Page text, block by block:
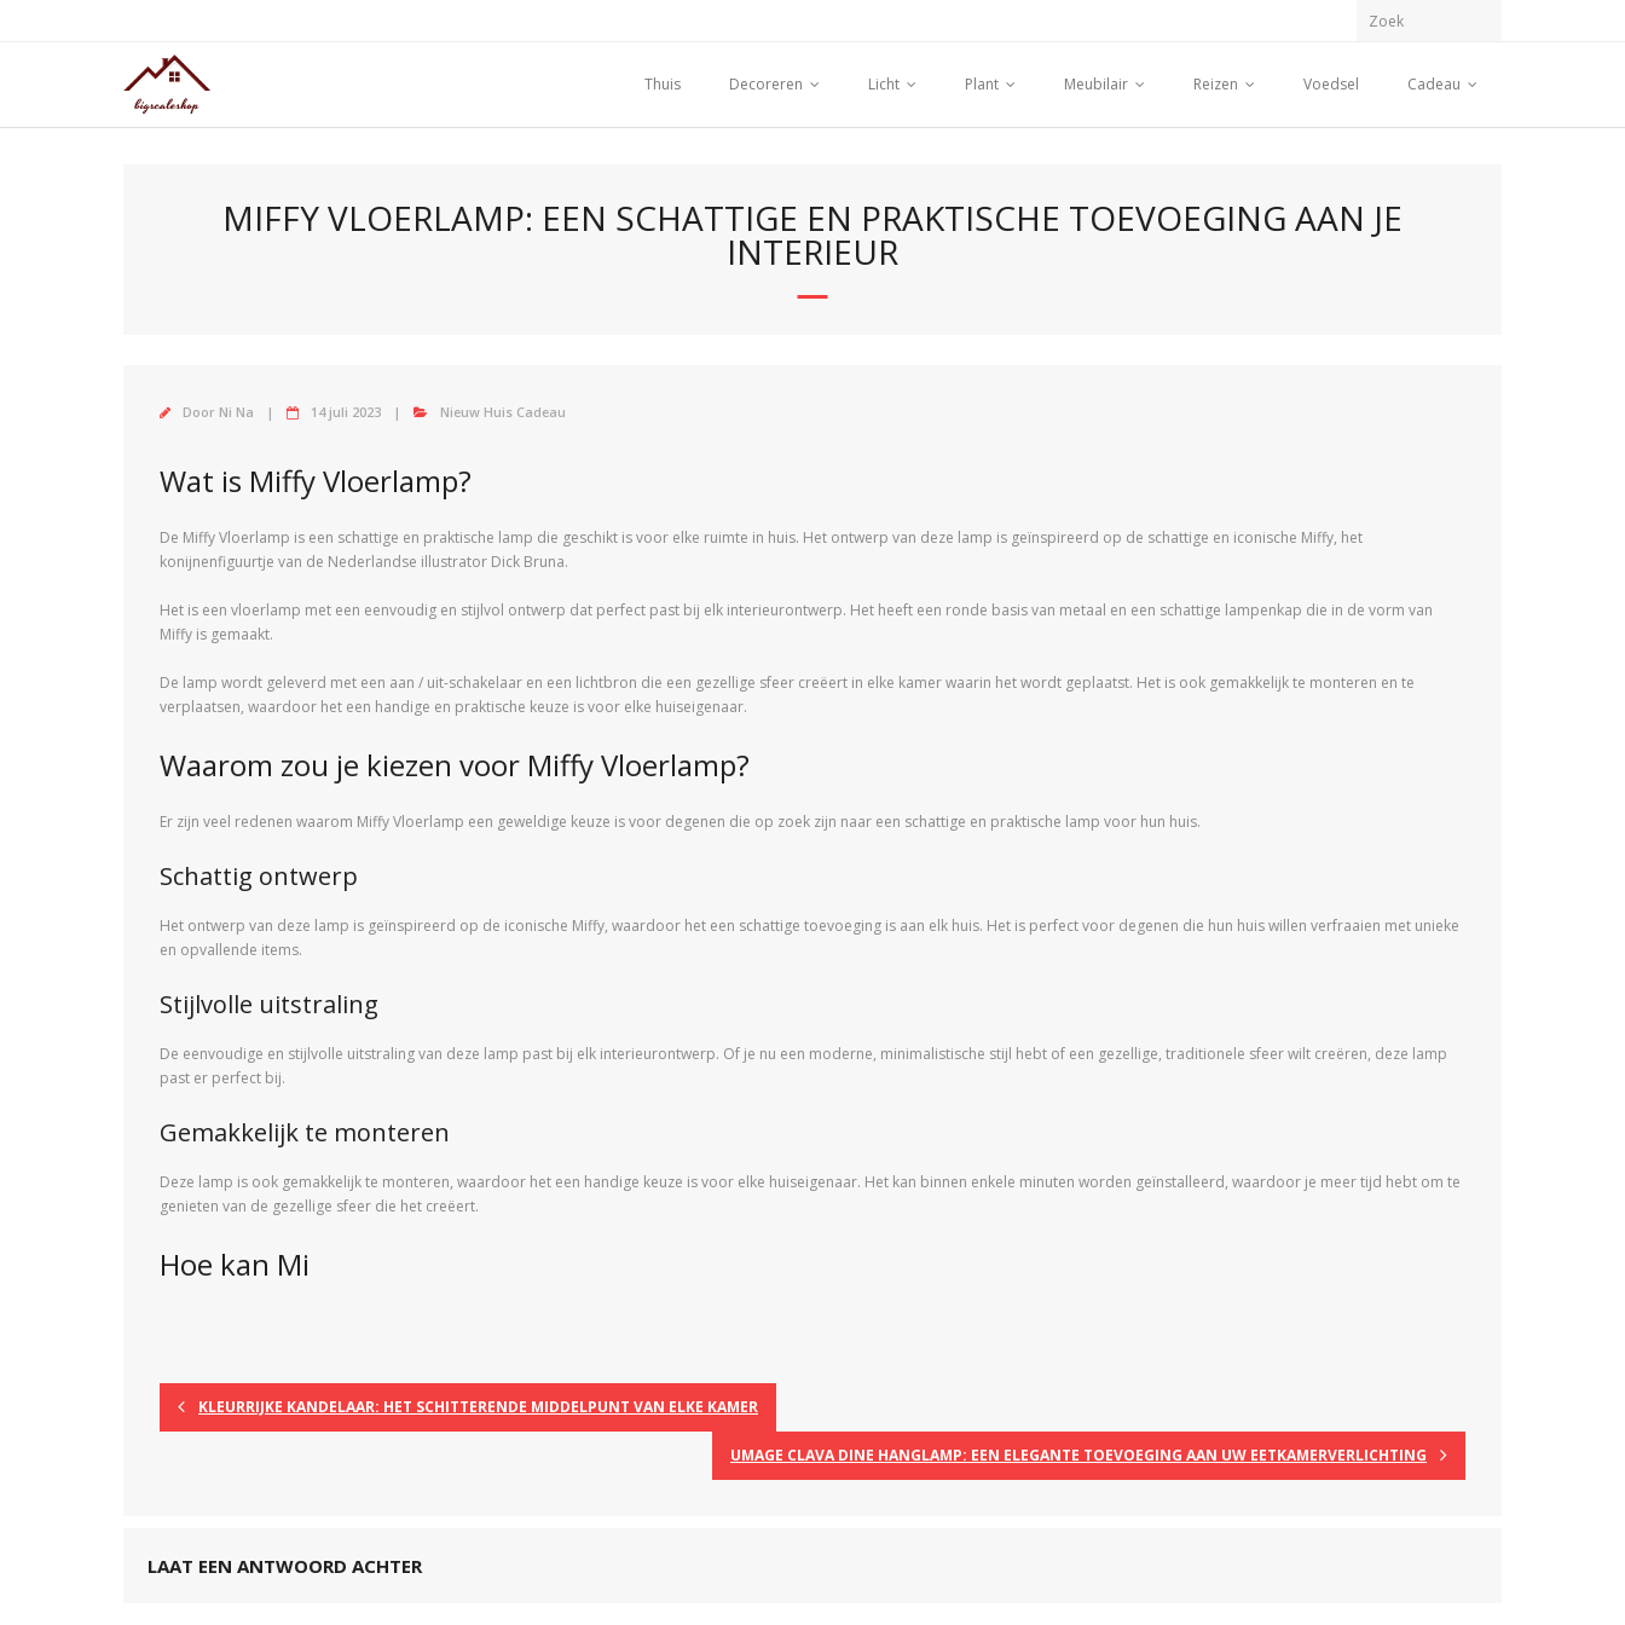
Thuis
Decoreren Licht Plant Meubilair Reizen Voedsel Cadeau
MIFFY VLOERLAMP: EEN SCHATTIGE EN PRAKTISCHE TOEVOEGING AAN JE
INTERIEUR
Door Ni Na 14 juli 2023 Nieuw Huis Cadeau
Wat is Miffy Vloerlamp?
De Miffy Vloerlamp is een schattige en praktische lamp die geschikt is voor elke ruimte in huis. Het ontwerp van deze lamp is geïnspireerd op de schattige en iconische Miffy, het
konijnenfiguurtje van de Nederlandse illustrator Dick Bruna.
Het is een vloerlamp met een eenvoudig en stijlvol ontwerp dat perfect past bij elk interieurontwerp. Het heeft een ronde basis van metaal en een schattige lampenkap die in de vorm van
Miffy is gemaakt.
De lamp wordt geleverd met een aan / uit-schakelaar en een lichtbron die een gezellige sfeer creëert in elke kamer waarin het wordt geplaatst. Het is ook gemakkelijk te monteren en te
verplaatsen, waardoor het een handige en praktische keuze is voor elke huiseigenaar.
Waarom zou je kiezen voor Miffy Vloerlamp?
Er zijn veel redenen waarom Miffy Vloerlamp een geweldige keuze is voor degenen die op zoek zijn naar een schattige en praktische lamp voor hun huis.
Schattig ontwerp
Het ontwerp van deze lamp is geïnspireerd op de iconische Miffy, waardoor het een schattige toevoeging is aan elk huis. Het is perfect voor degenen die hun huis willen verfraaien met unieke
en opvallende items.
Stijlvolle uitstraling
De eenvoudige en stijlvolle uitstraling van deze lamp past bij elk interieurontwerp. Of je nu een moderne, minimalistische stijl hebt of een gezellige, traditionele sfeer wilt creëren, deze lamp
past er perfect bij.
Gemakkelijk te monteren
Deze lamp is ook gemakkelijk te monteren, waardoor het een handige keuze is voor elke huiseigenaar. Het kan binnen enkele minuten worden geïnstalleerd, waardoor je meer tijd hebt om te
genieten van de gezellige sfeer die het creëert.
Hoe kan Mi
KLEURRIJKE KANDELAAR: HET SCHITTERENDE MIDDELPUNT VAN ELKE KAMER
UMAGE CLAVA DINE HANGLAMP: EEN ELEGANTE TOEVOEGING AAN UW EETKAMERVERLICHTING
LAAT EEN ANTWOORD ACHTER